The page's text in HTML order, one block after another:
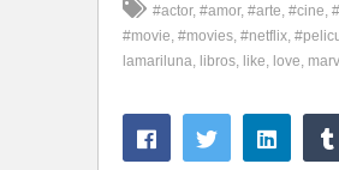
#actor #amor #arte #cine
#movie #movies #netflix
lamariluna libros like love